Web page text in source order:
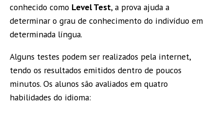
conhecido como Level Test, a prova ajuda a
determinar o grau de conhecimento do indivíduo em
determinada língua.
Alguns testes podem ser realizados pela internet,
tendo os resultados emitidos dentro de poucos
minutos. Os alunos são avaliados em quatro
habilidades do idioma: